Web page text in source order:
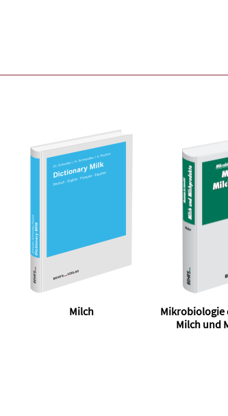
Milch
Mikrobiologie
Milch und